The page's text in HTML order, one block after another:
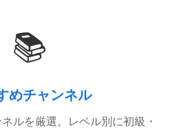
📚
めチャンネル
ルを厳選。レベル別に初級・